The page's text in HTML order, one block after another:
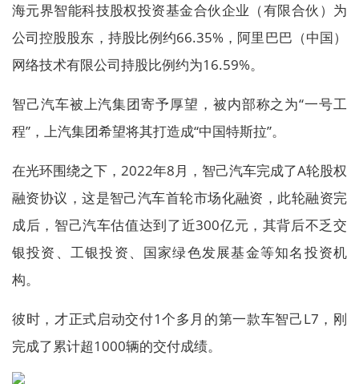
海元界智能科技股权投资基金合伙企业（有限合伙）为
公司控股股东，持股比例约66.35%，阿里巴巴（中国）
网络技术有限公司持股比例约为16.59%。
智己汽车被上汽集团寄予厚望，被内部称之为“一号工
程”，上汽集团希望将其打造成“中国特斯拉”。
在光环围绕之下，2022年8月，智己汽车完成了A轮股权
融资协议，这是智己汽车首轮市场化融资，此轮融资完
成后，智己汽车估值达到了近300亿元，其背后不乏交
银投资、工银投资、国家绿色发展基金等知名投资机
构。
彼时，才正式启动交付1个多月的第一款车智己L7，刚
完成了累计超1000辆的交付成绩。